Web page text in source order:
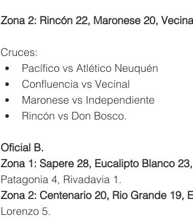
Zona 2: Rincón 22, Maronese 20,
Cruces:
Pacífico vs Atlético Neuquén
Confluencia vs Vecinal
Maronese vs Independiente
Rincón vs Don Bosco.
Oficial B.
Zona 1: Sapere 28, Eucalipto Blanco
Patagonia 4, Rivadavia 1.
Zona 2: Centenario 20, Rio Grande 19,
Lorenzo 5.